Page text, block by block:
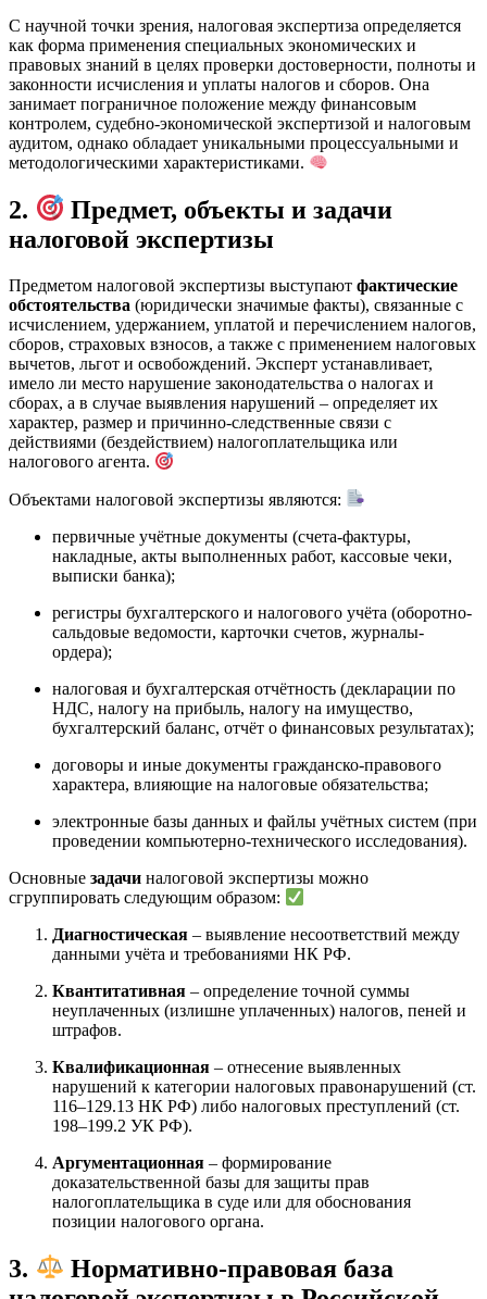
С научной точки зрения, налоговая экспертиза определяется
как форма применения специальных экономических и
правовых знаний в целях проверки достоверности, полноты и
законности исчисления и уплаты налогов и сборов. Она
занимает пограничное положение между финансовым
контролем, судебно-экономической экспертизой и налоговым
аудитом, однако обладает уникальными процессуальными и
методологическими характеристиками.
2.
Предмет, объекты и задачи
налоговой экспертизы
Предметом налоговой экспертизы выступают фактические
обстоятельства (юридически значимые факты), связанные с
исчислением, удержанием, уплатой и перечислением налогов,
сборов, страховых взносов, а также с применением налоговых
вычетов, льгот и освобождений. Эксперт устанавливает,
имело ли место нарушение законодательства о налогах и
сборах, а в случае выявления нарушений – определяет их
характер, размер и причинно-следственные связи с
действиями (бездействием) налогоплательщика или
налогового агента.
Объектами налоговой экспертизы являются:
первичные учётные документы (счета-фактуры,
накладные, акты выполненных работ, кассовые чеки,
выписки банка);
регистры бухгалтерского и налогового учёта (оборотно-
сальдовые ведомости, карточки счетов, журналы-
ордера);
налоговая и бухгалтерская отчётность (декларации по
НДС, налогу на прибыль, налогу на имущество,
бухгалтерский баланс, отчёт о финансовых результатах);
договоры и иные документы гражданско-правового
характера, влияющие на налоговые обязательства;
электронные базы данных и файлы учётных систем (при
проведении компьютерно-технического исследования).
Основные задачи налоговой экспертизы можно
сгруппировать следующим образом:
Диагностическая – выявление несоответствий между
данными учёта и требованиями НК РФ.
Квантитативная – определение точной суммы
неуплаченных (излишне уплаченных) налогов, пеней и
штрафов.
Квалификационная – отнесение выявленных
нарушений к категории налоговых правонарушений (ст.
116–129.13 НК РФ) либо налоговых преступлений (ст.
198–199.2 УК РФ).
Аргументационная – формирование
доказательственной базы для защиты прав
налогоплательщика в суде или для обоснования
позиции налогового органа.
3.
Нормативно-правовая база